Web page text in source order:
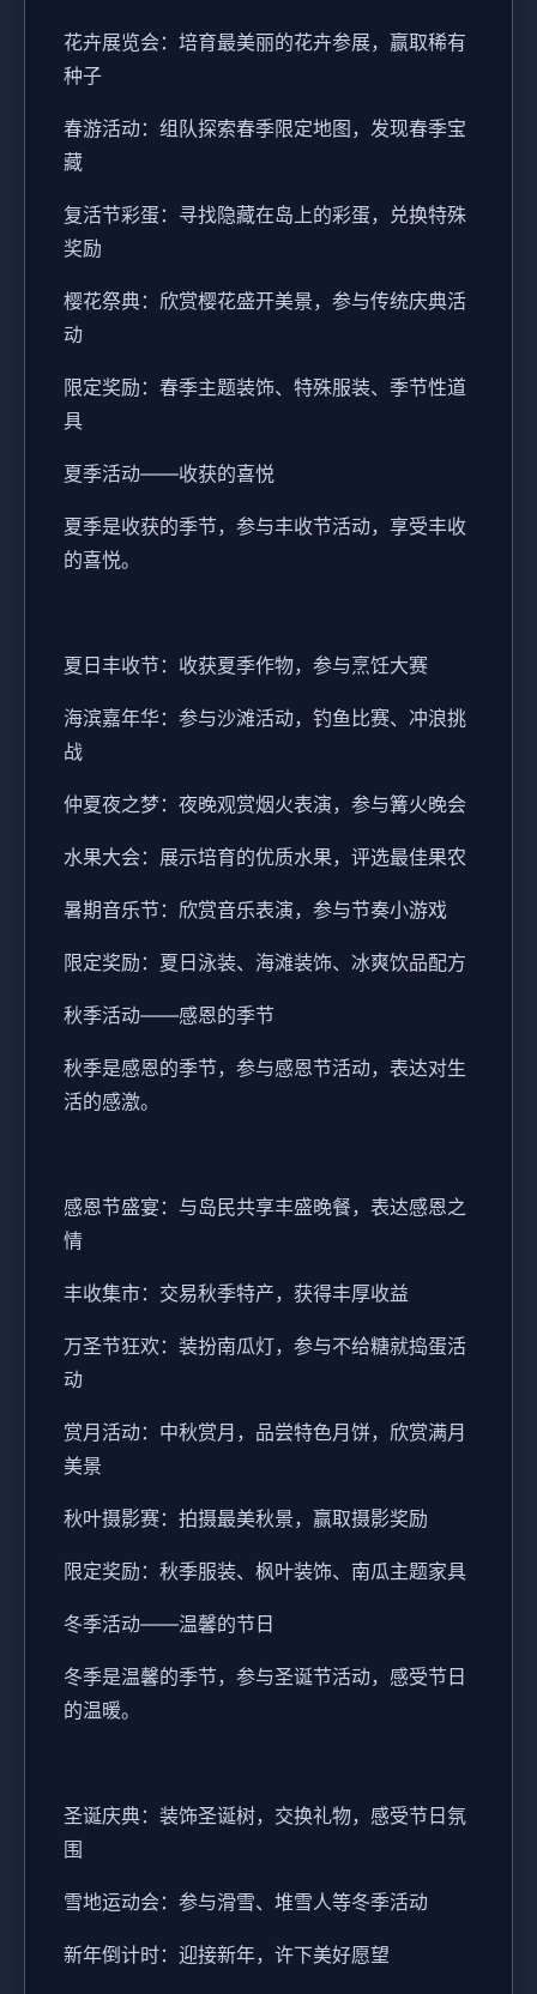
花卉展览会：培育最美丽的花卉参展，赢取稀有
种子
春游活动：组队探索春季限定地图，发现春季宝
藏
复活节彩蛋：寻找隐藏在岛上的彩蛋，兑换特殊
奖励
樱花祭典：欣赏樱花盛开美景，参与传统庆典活
动
限定奖励：春季主题装饰、特殊服装、季节性道
具
夏季活动——收获的喜悦
夏季是收获的季节，参与丰收节活动，享受丰收
的喜悦。
夏日丰收节：收获夏季作物，参与烹饪大赛
海滨嘉年华：参与沙滩活动，钓鱼比赛、冲浪挑
战
仲夏夜之梦：夜晚观赏烟火表演，参与篝火晚会
水果大会：展示培育的优质水果，评选最佳果农
暑期音乐节：欣赏音乐表演，参与节奏小游戏
限定奖励：夏日泳装、海滩装饰、冰爽饮品配方
秋季活动——感恩的季节
秋季是感恩的季节，参与感恩节活动，表达对生
活的感激。
感恩节盛宴：与岛民共享丰盛晚餐，表达感恩之
情
丰收集市：交易秋季特产，获得丰厚收益
万圣节狂欢：装扮南瓜灯，参与不给糖就捣蛋活
动
赏月活动：中秋赏月，品尝特色月饼，欣赏满月
美景
秋叶摄影赛：拍摄最美秋景，赢取摄影奖励
限定奖励：秋季服装、枫叶装饰、南瓜主题家具
冬季活动——温馨的节日
冬季是温馨的季节，参与圣诞节活动，感受节日
的温暖。
圣诞庆典：装饰圣诞树，交换礼物，感受节日氛
围
雪地运动会：参与滑雪、堆雪人等冬季活动
新年倒计时：迎接新年，许下美好愿望